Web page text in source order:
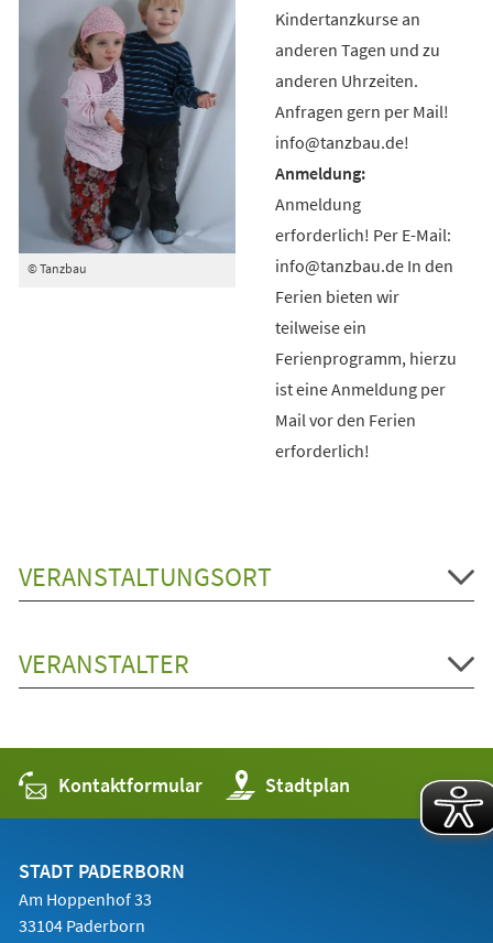
© Tanzbau
Kindertanzkurse an
anderen Tagen und zu
anderen Uhrzeiten.
Anfragen gern per Mail!
info@tanzbau.de!
Anmeldung
erforderlich! Per E-Mail:
info@tanzbau.de In den
Ferien bieten wir
teilweise ein
Ferienprogramm, hierzu
ist eine Anmeldung per
Mail vor den Ferien
erforderlich!
VERANSTALTUNGSORT
VERANSTALTER
Kontaktformular Stadtplan
(Öffnet
in
einem
STADT PADERBORN
Am Hoppenhof 33
33104 Paderborn